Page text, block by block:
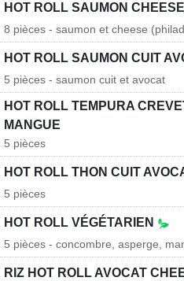
HOT ROLL SAUMON CHEESE
8 pièces - saumon et cheese
HOT ROLL SAUMON CUIT
5 pièces - saumon cuit et avocat
HOT ROLL TEMPURA
MANGUE
5 pièces
HOT ROLL THON CUIT
5 pièces
HOT ROLL VÉGÉTARIEN
5 pièces - concombre, asperge,
RIZ HOT ROLL AVOCAT